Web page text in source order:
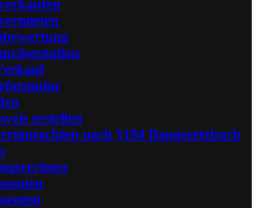
erstellen
nach §194 Baugesetzbuch